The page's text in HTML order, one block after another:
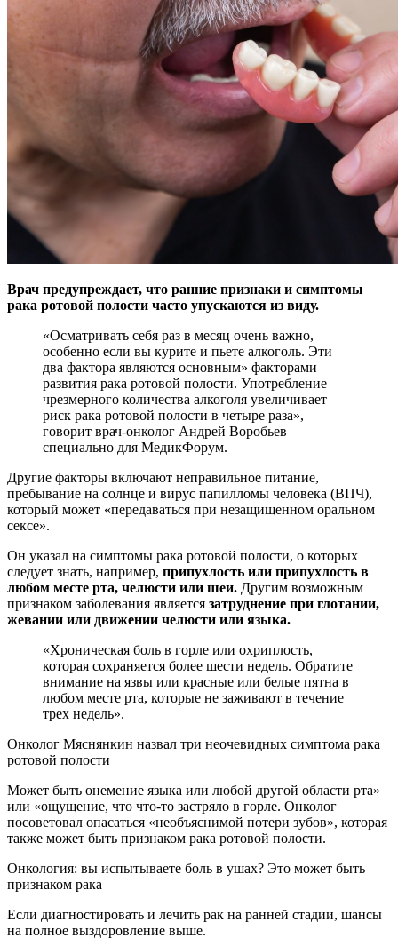
Врач предупреждает, что ранние признаки и симптомы
рака ротовой полости часто упускаются из виду.
«Осматривать себя раз в месяц очень важно,
особенно если вы курите и пьете алкоголь. Эти
два фактора являются основным» факторами
развития рака ротовой полости. Употребление
чрезмерного количества алкоголя увеличивает
риск рака ротовой полости в четыре раза», —
говорит врач-онколог Андрей Воробьев
специально для МедикФорум.
Другие факторы включают неправильное питание,
пребывание на солнце и вирус папилломы человека (ВПЧ),
который может «передаваться при незащищенном оральном
сексе».
Он указал на симптомы рака ротовой полости, о которых
следует знать, например, припухлость или припухлость в
любом месте рта, челюсти или шеи. Другим возможным
признаком заболевания является затруднение при глотании,
жевании или движении челюсти или языка.
«Хроническая боль в горле или охриплость,
которая сохраняется более шести недель. Обратите
внимание на язвы или красные или белые пятна в
любом месте рта, которые не заживают в течение
трех недель».
Онколог Мяснянкин назвал три неочевидных симптома рака
ротовой полости
Может быть онемение языка или любой другой области рта»
или «ощущение, что что-то застряло в горле. Онколог
посоветовал опасаться «необъяснимой потери зубов», которая
также может быть признаком рака ротовой полости.
Онкология: вы испытываете боль в ушах? Это может быть
признаком рака
Если диагностировать и лечить рак на ранней стадии, шансы
на полное выздоровление выше.